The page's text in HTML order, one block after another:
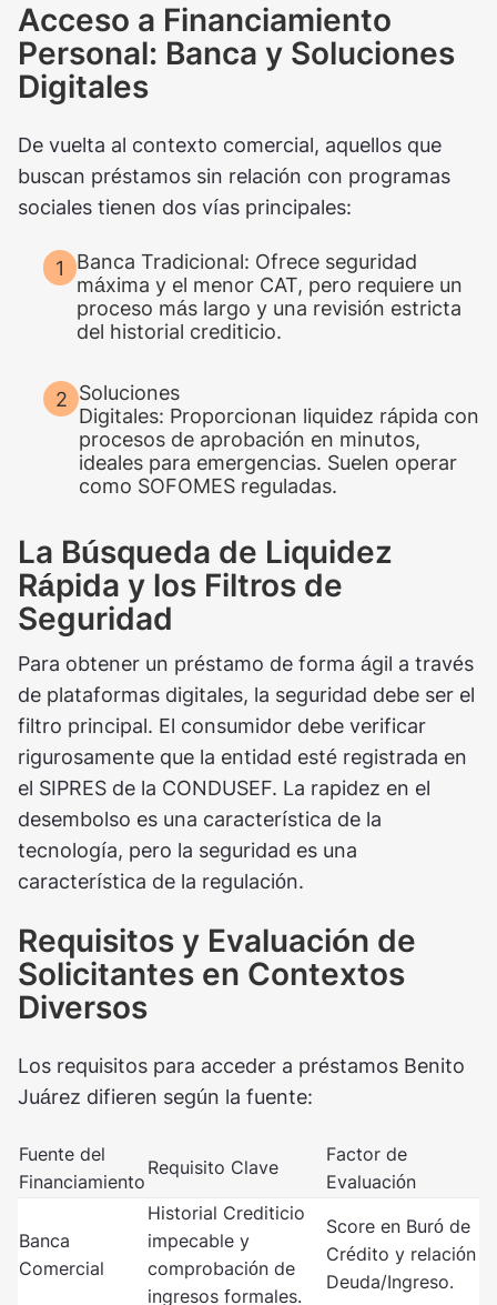
Acceso a Financiamiento
Personal: Banca y Soluciones
Digitales
De vuelta al contexto comercial, aquellos que
buscan préstamos sin relación con programas
sociales tienen dos vías principales:
Banca Tradicional: Ofrece seguridad
máxima y el menor CAT, pero requiere un
proceso más largo y una revisión estricta
del historial crediticio.
Soluciones
Digitales: Proporcionan liquidez rápida con
procesos de aprobación en minutos,
ideales para emergencias. Suelen operar
como SOFOMES reguladas.
La Búsqueda de Liquidez
Rápida y los Filtros de
Seguridad
Para obtener un préstamo de forma ágil a través
de plataformas digitales, la seguridad debe ser el
filtro principal. El consumidor debe verificar
rigurosamente que la entidad esté registrada en
el SIPRES de la CONDUSEF. La rapidez en el
desembolso es una característica de la
tecnología, pero la seguridad es una
característica de la regulación.
Requisitos y Evaluación de
Solicitantes en Contextos
Diversos
Los requisitos para acceder a préstamos Benito
Juárez difieren según la fuente:
Fuente del
Financiamiento
Requisito Clave
Factor de
Evaluación
Banca
Comercial
Historial Crediticio
impecable y
comprobación de
ingresos formales.
Score en Buró de
Crédito y relación
Deuda/Ingreso.